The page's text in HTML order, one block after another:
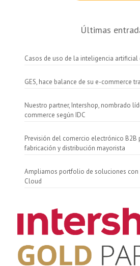
Últimas
Casos de uso de la inteligencia
GES, hace balance de su e-commerce
Nuestro partner, Intershop, nombrado
commerce según IDC
Previsión del comercio electrónico B2B
fabricación y distribución mayorista
Ampliamos portfolio de soluciones con
Cloud